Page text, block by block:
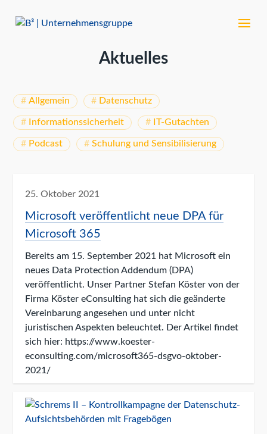
Aktuelles
Allgemein Datenschutz
Informationssicherheit IT-Gutachten
Podcast Schulung und Sensibilisierung
25. Oktober 2021
Microsoft veröffentlicht neue DPA für
Microsoft 365
Bereits am 15. September 2021 hat Microsoft ein
neues Data Protection Addendum (DPA)
veröffentlicht. Unser Partner Stefan Köster von der
Firma Köster eConsulting hat sich die geänderte
Vereinbarung angesehen und unter nicht
juristischen Aspekten beleuchtet. Der Artikel findet
sich hier: https://www.koester-
econsulting.com/microsoft365-dsgvo-oktober-
2021/